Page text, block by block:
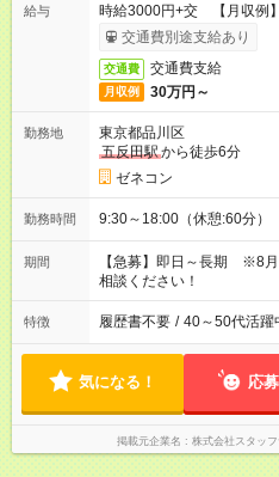
給与
時給3000円+交 【月収例
交通費別途支給あり
交通費 交通費支給
月収例 30万円～
勤務地
東京都品川区
五反田駅から徒歩6分
ゼネコン
勤務時間 9:30～18:00（休憩:60分
期間
【急募】即日～長期 ※8
相談ください！
特徴 履歴書不要 / 40～50代活躍
気になる！ 応
掲載元企業名 株式会社スタッ